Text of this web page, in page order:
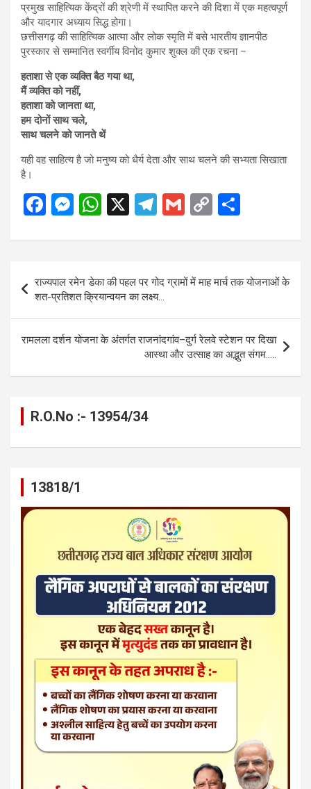
प्रमुख साहित्यिक केंद्रों की श्रेणी में स्थापित करने की दिशा में एक महत्वपूर्ण
और यादगार अध्याय सिद्ध होगा।
छत्तीसगढ़ की साहित्यिक आत्मा और लोक स्मृति में बसे भारतीय ज्ञानपीठ
पुरस्कार से सम्मानित स्वर्गीय विनोद कुमार शुक्ल की एक रचना –
हताशा से एक व्यक्ति बैठ गया था,
मैं व्यक्ति को नहीं,
हताशा को जानता था,
हम दोनों साथ चले,
साथ चलने को जानते थें
यही वह साहित्य है जो मनुष्य को धैर्य देता और साथ चलने की सभ्यता सिखाता
है।
F
ce
o
o
k
M
se
n
g
er
W
at
s
A
p
p
X
T
e
gr
a
m
G
ail
C
py
Li
n
k
ar
e
navigation
राज्यपाल रमेन डेका की पहल पर गोद ग्रामों में माह मार्च तक योजनाओं के
शत-प्रतिशत क्रियान्वयन का लक्ष्य…
रामलला दर्शन योजना के अंतर्गत राजनांदगांव–दुर्ग रेलवे स्टेशन पर दिखा
आस्था और उत्साह का अद्भुत संगम…..
R.O.No :- 13954/34
13818/1